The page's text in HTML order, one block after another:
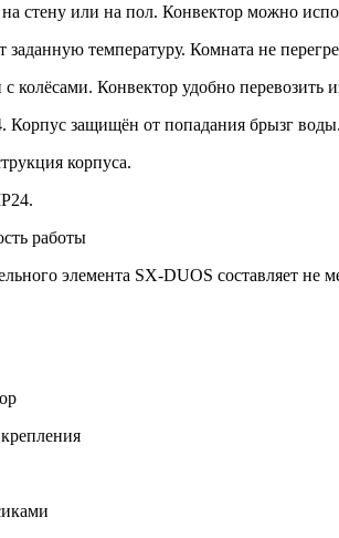
стену или на пол. Конвектор можно
температуру. Комната не
колёсами. Конвектор удобно перевозить
защищён от попадания брызг воды.
корпуса.
работы
элемента SX-DUOS составляет не